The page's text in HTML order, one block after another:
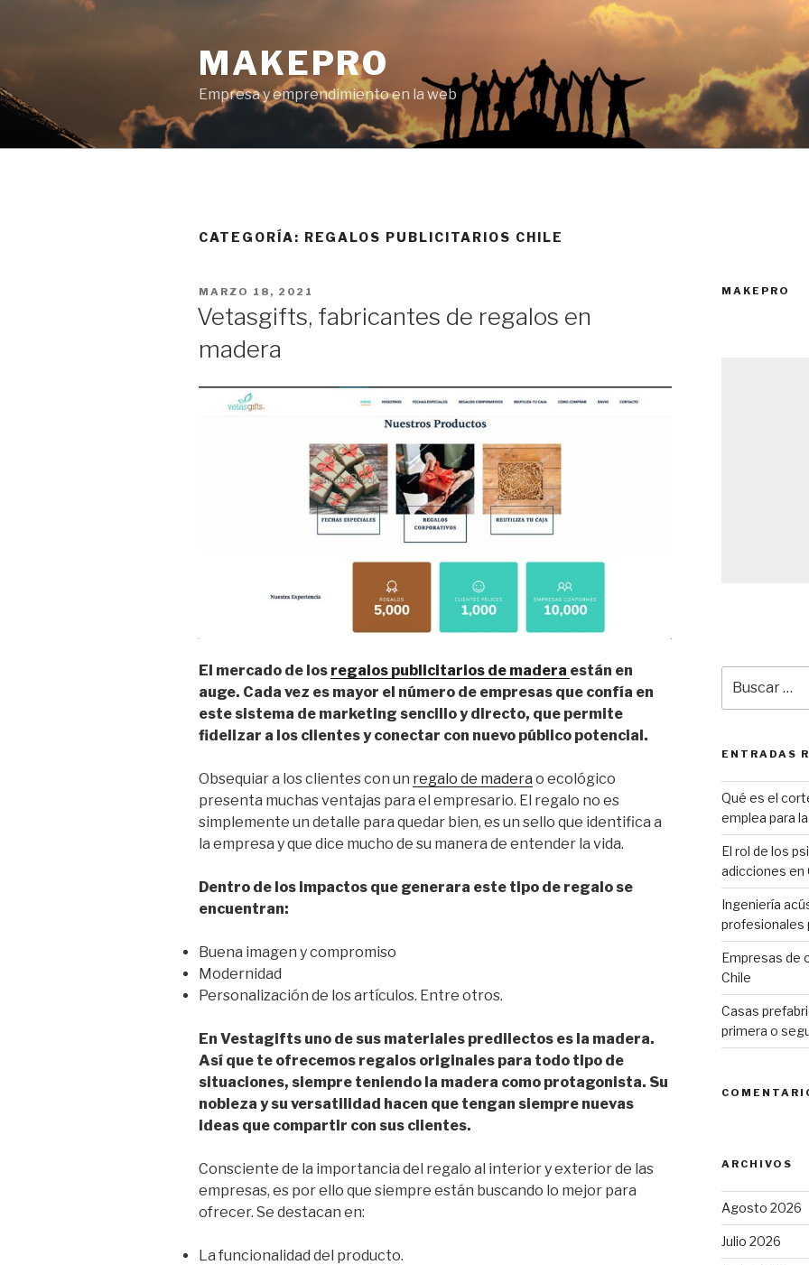
MAKEPRO
Empresa y emprendimiento en la web
CATEGORÍA: REGALOS PUBLICITARIOS CHILE
POSTED
ON
MARZO 18, 2021
Vetasgifts, fabricantes de regalos en
madera
El mercado de los regalos publicitarios de madera están en
auge. Cada vez es mayor el número de empresas que confía en
este sistema de marketing sencillo y directo, que permite
fidelizar a los clientes y conectar con nuevo público potencial.
Obsequiar a los clientes con un regalo de madera o ecológico
presenta muchas ventajas para el empresario. El regalo no es
simplemente un detalle para quedar bien, es un sello que identifica a
la empresa y que dice mucho de su manera de entender la vida.
Dentro de los impactos que generara este tipo de regalo se
encuentran:
Buena imagen y compromiso
Modernidad
Personalización de los artículos. Entre otros.
En Vestagifts uno de sus materiales predilectos es la madera.
Así que te ofrecemos regalos originales para todo tipo de
situaciones, siempre teniendo la madera como protagonista. Su
nobleza y su versatilidad hacen que tengan siempre nuevas
ideas que compartir con sus clientes.
Consciente de la importancia del regalo al interior y exterior de las
empresas, es por ello que siempre están buscando lo mejor para
ofrecer. Se destacan en:
La funcionalidad del producto.
MAKEPRO
por:
ENTRADAS
Qué es el
emplea para
El rol de los
adicciones en
Ingeniería
profesionales
Empresas de
Chile
Casas
primera o
ARCHIVOS
Agosto 2026
Julio 2026